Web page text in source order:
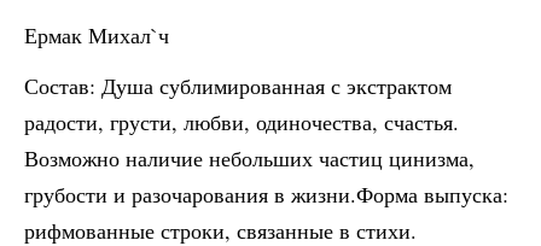
Ермак Михал`ч
Состав: Душа сублимированная с экстрактом
радости, грусти, любви, одиночества, счастья.
Возможно наличие небольших частиц цинизма,
грубости и разочарования в жизни.Форма выпуска:
рифмованные строки, связанные в стихи.